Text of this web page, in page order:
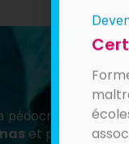
pédocriminalité
et prenez part